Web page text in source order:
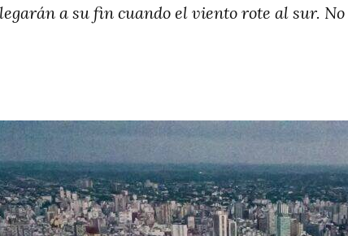
a su fin cuando el viento rote al sur.